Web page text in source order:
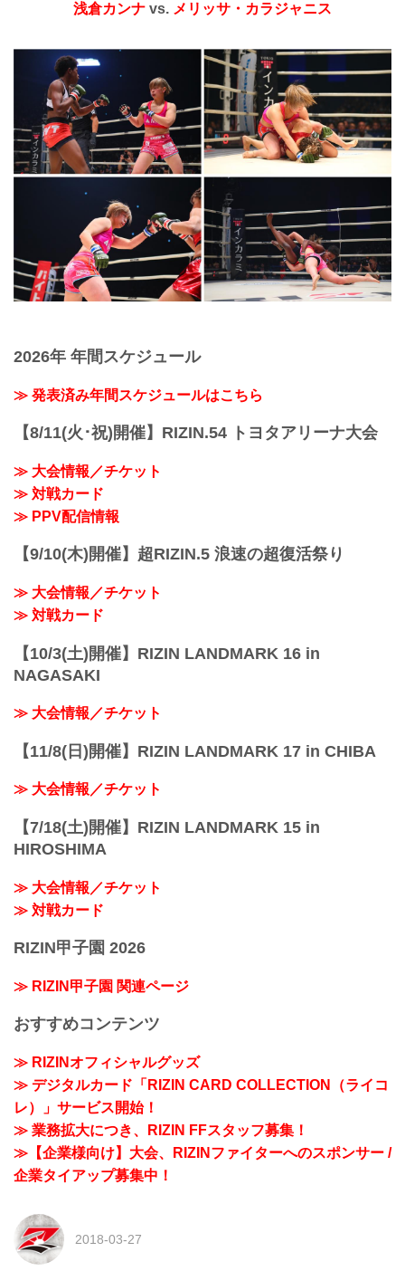
浅倉カンナ vs. メリッサ・カラジャニス
2026年 年間スケジュール
≫ 発表済み年間スケジュールはこちら
【8/11(火･祝)開催】RIZIN.54 トヨタアリーナ大会
≫ 大会情報／チケット
≫ 対戦カード
≫ PPV配信情報
【9/10(木)開催】超RIZIN.5 浪速の超復活祭り
≫ 大会情報／チケット
≫ 対戦カード
【10/3(土)開催】RIZIN LANDMARK 16 in
NAGASAKI
≫ 大会情報／チケット
【11/8(日)開催】RIZIN LANDMARK 17 in CHIBA
≫ 大会情報／チケット
【7/18(土)開催】RIZIN LANDMARK 15 in
HIROSHIMA
≫ 大会情報／チケット
≫ 対戦カード
RIZIN甲子園 2026
≫ RIZIN甲子園 関連ページ
おすすめコンテンツ
≫ RIZINオフィシャルグッズ
≫ デジタルカード「RIZIN CARD COLLECTION（ライコ
レ）」サービス開始！
≫ 業務拡大につき、RIZIN FFスタッフ募集！
≫【企業様向け】大会、RIZINファイターへのスポンサー /
企業タイアップ募集中！
2018-03-27